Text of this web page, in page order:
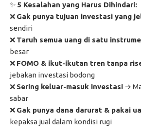
✨ 5 Kesalahan yang Harus Dihindari:
❌ Gak punya tujuan investasi yang
sendiri
❌ Taruh semua uang di satu
besar
❌ FOMO & ikut-ikutan tren tanpa
jebakan investasi bodong
❌ Sering keluar-masuk investasi →
sabar
❌ Gak punya dana darurat & pakai
kepaksa jual dalam kondisi rugi